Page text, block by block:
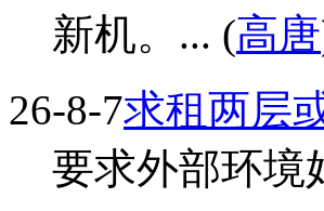
新机。... (高唐
26-8-7求租两层
要求外部环境